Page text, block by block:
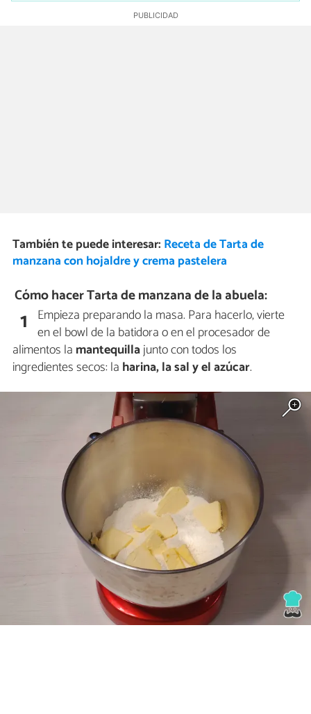
También te puede interesar: Receta de Tarta de
manzana con hojaldre y crema pastelera
Cómo hacer Tarta de manzana de la abuela:
1 Empieza preparando la masa. Para hacerlo, vierte
en el bowl de la batidora o en el procesador de
alimentos la mantequillajunto con todos los
ingredientes secos: la harina, la sal y el azúcar.